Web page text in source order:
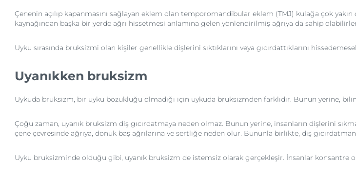
Çenenin açılıp kapanmasını sağlayan eklem olan temporomandibular eklem (TMJ) kulağa çok
kaynağından başka bir yerde ağrı hissetmesi anlamına gelen yönlendirilmiş ağrıya da sahip
Uyku sırasında bruksizmi olan kişiler genellikle dişlerini sıktıklarını veya gıcırdattıklarını
Uyanıkken bruksizm
Uykuda bruksizm, bir uyku bozukluğu olmadığı için uykuda bruksizmden farklıdır. Bunun yerine,
Çoğu zaman, uyanık bruksizm diş gıcırdatmaya neden olmaz. Bunun yerine, insanların dişlerini
çene çevresinde ağrıya, donuk baş ağrılarına ve sertliğe neden olur. Bununla birlikte, diş
Uyku bruksizminde olduğu gibi, uyanık bruksizm de istemsiz olarak gerçekleşir. İnsanlar konsantre